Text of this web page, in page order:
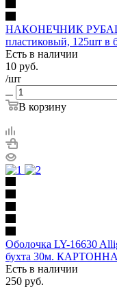
НАКОНЕЧНИК
пластиковый, 125шт в
Есть в наличии
10 руб.
/шт
В корзину
Оболочка LY-16630
бухта 30м.
Есть в наличии
250 руб.